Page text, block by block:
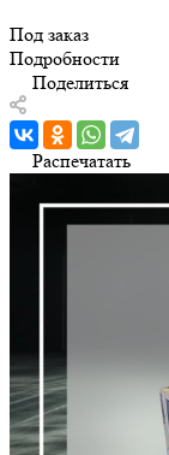
Под заказ
Подробности
Поделиться
Распечатать